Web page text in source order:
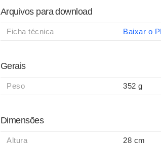
Arquivos para download
Ficha técnica Baixar o
Gerais
Peso 352 g
Dimensões
Altura 28 cm